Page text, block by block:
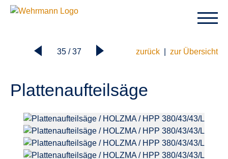
35 / 37 zurück| zur Übersicht
Plattenaufteilsäge